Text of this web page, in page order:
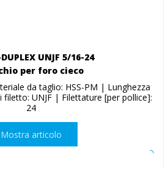
UNJF 5/16-24
per foro cieco
da taglio: HSS-PM | Lunghezza
UNJF | Filettature [per pollice]:
24
Mostra articolo